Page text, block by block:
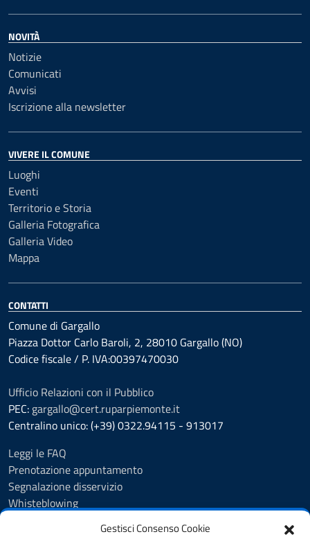
Gestisci Consenso Cookie
NOVITÀ
Notizie
Comunicati
Avvisi
Iscrizione alla newsletter
VIVERE IL COMUNE
Luoghi
Eventi
Territorio e Storia
Galleria Fotografica
Galleria Video
Mappa
CONTATTI
Comune di Gargallo
Piazza Dottor Carlo Baroli, 2, 28010 Gargallo (NO)
Codice fiscale / P. IVA:00397470030
Ufficio Relazioni con il Pubblico
PEC: gargallo@cert.ruparpiemonte.it
Centralino unico: (+39) 0322.94115 - 913017
Leggi le FAQ
Prenotazione appuntamento
Segnalazione disservizio
Whisteblowing